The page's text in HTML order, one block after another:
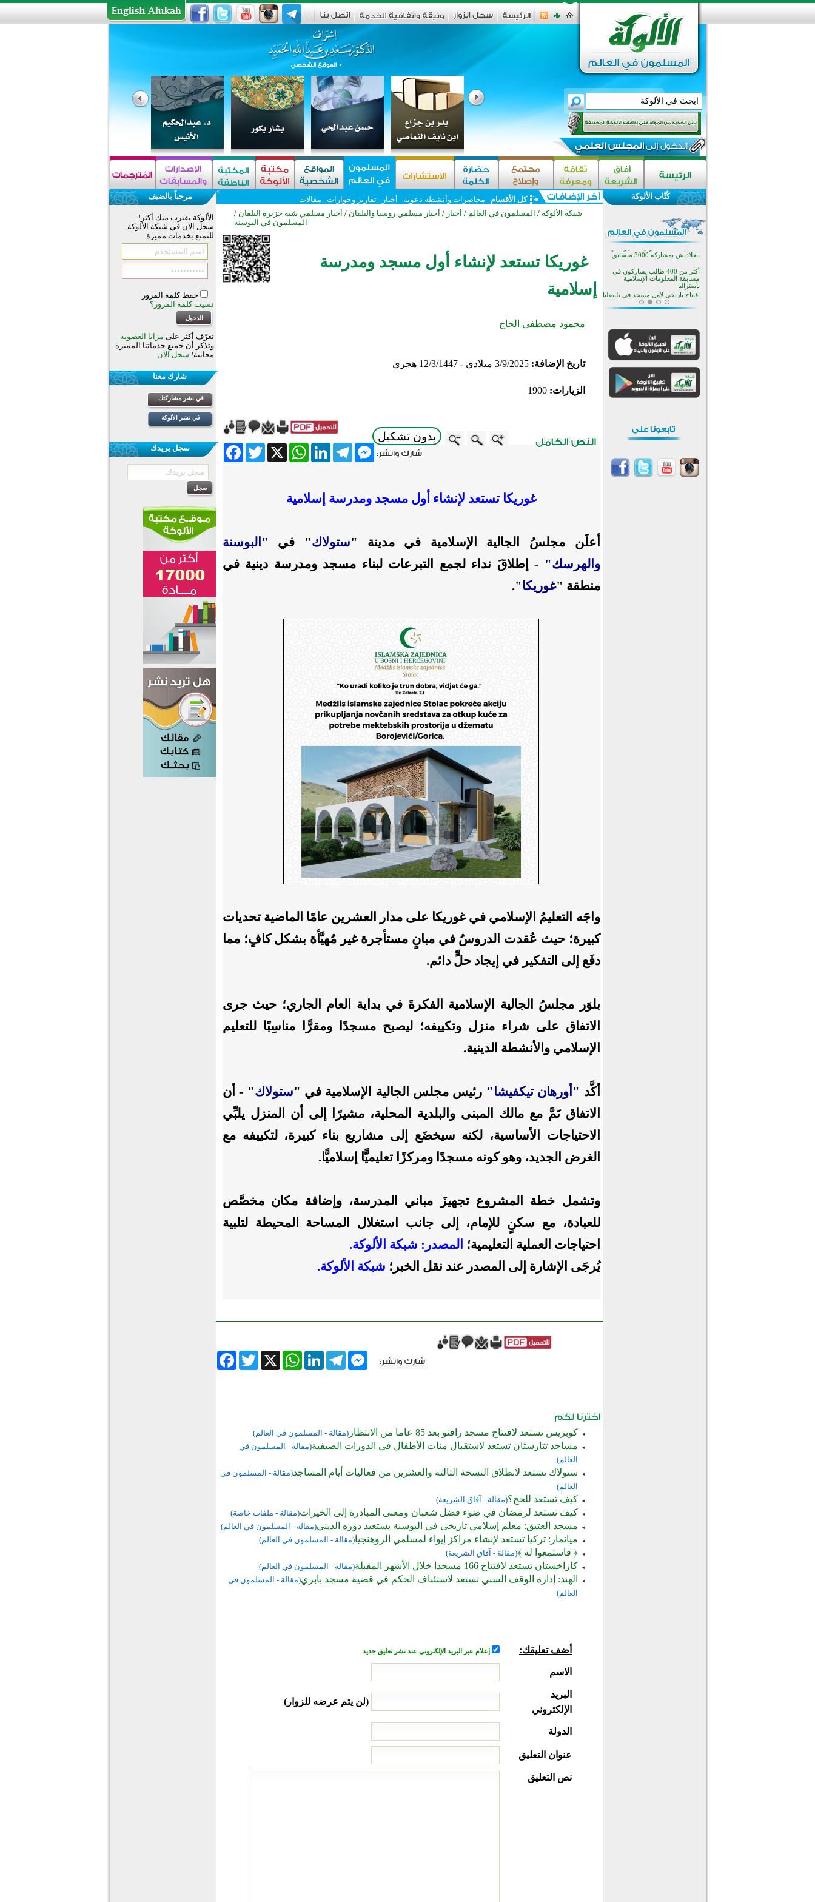
كل الأقسام | محاضرات وأنشطة دعوية أخبار تقارير وحوارات
مقالات
شبكة الألوكة / المسلمون في العالم / أخبار / أخبار مسلمي روسيا والبلقان / أخبار مسلمي شبه جزيرة البلقان /
المسلمون في البوسنة
غوريكا تستعد لإنشاء أول مسجد ومدرسة
إسلامية
محمود مصطفى الحاج
تاريخ الإضافة:3/9/2025 ميلادي - 12/3/1447 هجري
الزيارات:1900
بدون تشكيل
FacebookTwitter X
WhatsAppLinkedInTelegram
Messenger
غوريكا تستعد لإنشاء أول مسجد ومدرسة إسلامية
أعلَن مجلسُ الجالية الإسلامية في مدينة "ستولاك" في "البوسنة
والهرسك" - إطلاقَ نداء لجمع التبرعات لبناء مسجد ومدرسة دينية في
منطقة "غوريكا".
واجَه التعليمُ الإسلامي في غوريكا على مدار العشرين عامًا الماضية تحديات
كبيرة؛ حيث عُقدت الدروسُ في مبانٍ مستأجرة غير مُهيَّأة بشكل كافٍ؛ مما
دفَع إلى التفكير في إيجاد حلٍّ دائم.
بلوَر مجلسُ الجالية الإسلامية الفكرةَ في بداية العام الجاري؛ حيث جرى
الاتفاق على شراء منزل وتكييفه؛ ليصبح مسجدًا ومقرًّا مناسِبًا للتعليم
الإسلامي والأنشطة الدينية.
أكَّد "أورهان تيكفيشا" رئيس مجلس الجالية الإسلامية في "ستولاك" - أن
الاتفاق تَمَّ مع مالك المبنى والبلدية المحلية، مشيرًا إلى أن المنزل يلبِّي
الاحتياجات الأساسية، لكنه سيخضَع إلى مشاريع بناء كبيرة، لتكييفه مع
الغرض الجديد، وهو كونه مسجدًا ومركزًا تعليميًّا إسلاميًّا.
وتشمل خطة المشروع تجهيزَ مباني المدرسة، وإضافة مكان مخصَّص
للعبادة، مع سكنٍ للإمام، إلى جانب استغلال المساحة المحيطة لتلبية
احتياجات العملية التعليمية؛ المصدر: شبكة الألوكة.
يُرجَى الإشارة إلى المصدر عند نقل الخبر؛ شبكة الألوكة.
FacebookTwitter X
WhatsAppLinkedInTelegram
Messenger
كوبريس تستعد لافتتاح مسجد رافنو بعد 85 عاما من الانتظار (مقالة - المسلمون في العالم)
مساجد تتارستان تستعد لاستقبال مئات الأطفال في الدورات الصيفية(مقالة - المسلمون في
العالم)
ستولاك تستعد لانطلاق النسخة الثالثة والعشرين من فعاليات أيام المساجد(مقالة - المسلمون في
العالم)
كيف تستعد للحج؟(مقالة - آفاق الشريعة)
كيف نستعد لرمضان في ضوء فضل شعبان ومعنى المبادرة إلى الخيرات(مقالة - ملفات خاصة)
مسجد العتيق: معلم إسلامي تاريخي في البوسنة يستعيد دوره الديني(مقالة - المسلمون في العالم)
ميانمار: تركيا تستعد لإنشاء مراكز إيواء لمسلمي الروهنجيا(مقالة - المسلمون في العالم)
﴿ فاستمعوا له ﴾(مقالة - آفاق الشريعة)
كازاخستان تستعد لافتتاح 166 مسجدا خلال الأشهر المقبلة (مقالة - المسلمون في العالم)
الهند: إدارة الوقف السني تستعد لاستئناف الحكم في قضية مسجد بابري(مقالة - المسلمون في
العالم)
أضف تعليقك: إعلام عبر البريد الإلكتروني عند نشر تعليق جديد
الاسم
البريد
الإلكتروني
(لن يتم عرضه للزوار)
الدولة
عنوان التعليق
نص التعليق
مرحباً بالضيف
الألوكة تقترب منك أكثر!
سجل الآن في شبكة الألوكة
للتمتع بخدمات مميزة.
حفظ كلمة المرور
نسيت كلمة المرور؟
تعرّف أكثر على مزايا العضوية
وتذكر أن جميع خدماتنا المميزة
مجانية! سجل الآن.
شارك معنا
في نشر مشاركتك
في نشر الألوكة
سجل بريدك
كُتَّاب الألوكة
اختتام الدورة التاسعة لمسابقة حفظ
وتلاوة القرآن الكريم في أزناكاييف
تيسليتش تختتم برنامجا تعليميا لتعزيز
القيم وبناء الشخصية للشباب
المسلمين
اختتام منافسات قرآنية متميزة في
أكثر من 400 طالب يشاركون في
مسابقة المعلومات الإسلامية
بأستراليا
افتتاح تاريخي لأول مسجد في بلييفليا
بالجبل الأسود منذ أكثر من قرن
منطقة ريبوفسي تحتفل بميلاد
مسجد جديد في أجواء إيمانية مميزة
أكبر مشروع إسلامي في ريف
أستراليا يفتتح أبوابه بعد سنوات من
الصيفية للمسلمين في بينزا
وساراتوف وموردوفيا هذا العام
اختتام الدورة التاسعة لمسابقة حفظ
وتلاوة القرآن الكريم في أزناكاييف
تيسليتش تختتم برنامجا تعليميا لتعزيز
القيم وبناء الشخصية للشباب
المسلمين
اختتام منافسات قرآنية متميزة في
مسابقة المعلومات الإسلامية